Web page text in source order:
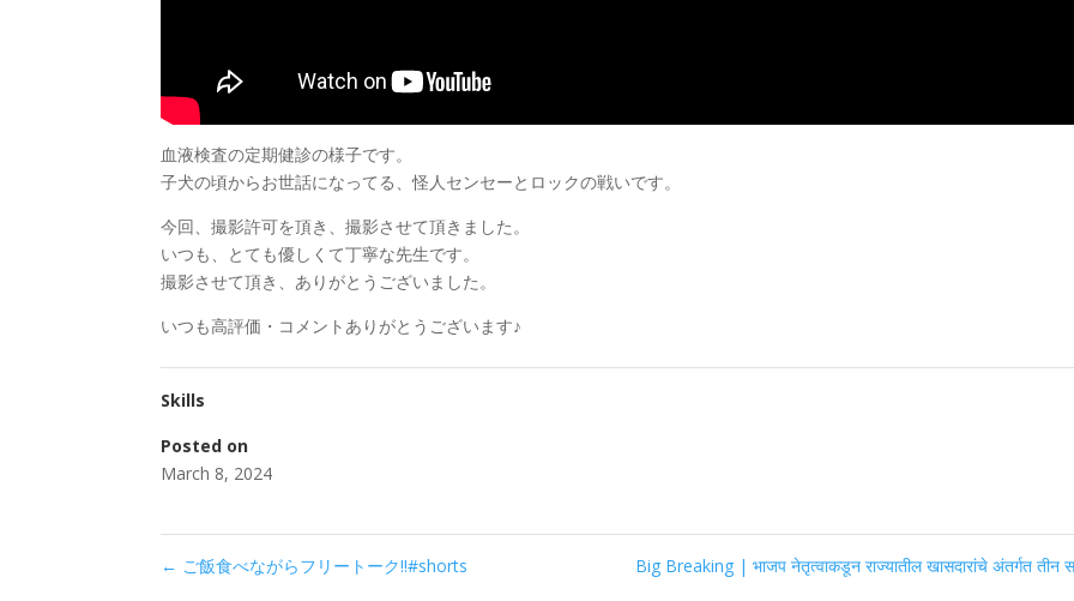
血液検査の定期健診の様子です。
子犬の頃からお世話になってる、怪人センセーとロックの戦いです。
今回、撮影許可を頂き、撮影させて頂きました。
いつも、とても優しくて丁寧な先生です。
撮影させて頂き、ありがとうございました。
いつも高評価・コメントありがとうございます♪
Skills
Posted on
March 8, 2024
← ご飯食べながらフリートーク‼️#shorts Big Breaking | भाजप नेतृत्वाकडून राज्यातील खासदारांचे अंतर्गत तीन